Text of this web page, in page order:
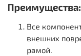
Преимущества:
Все
внешних
рамой.